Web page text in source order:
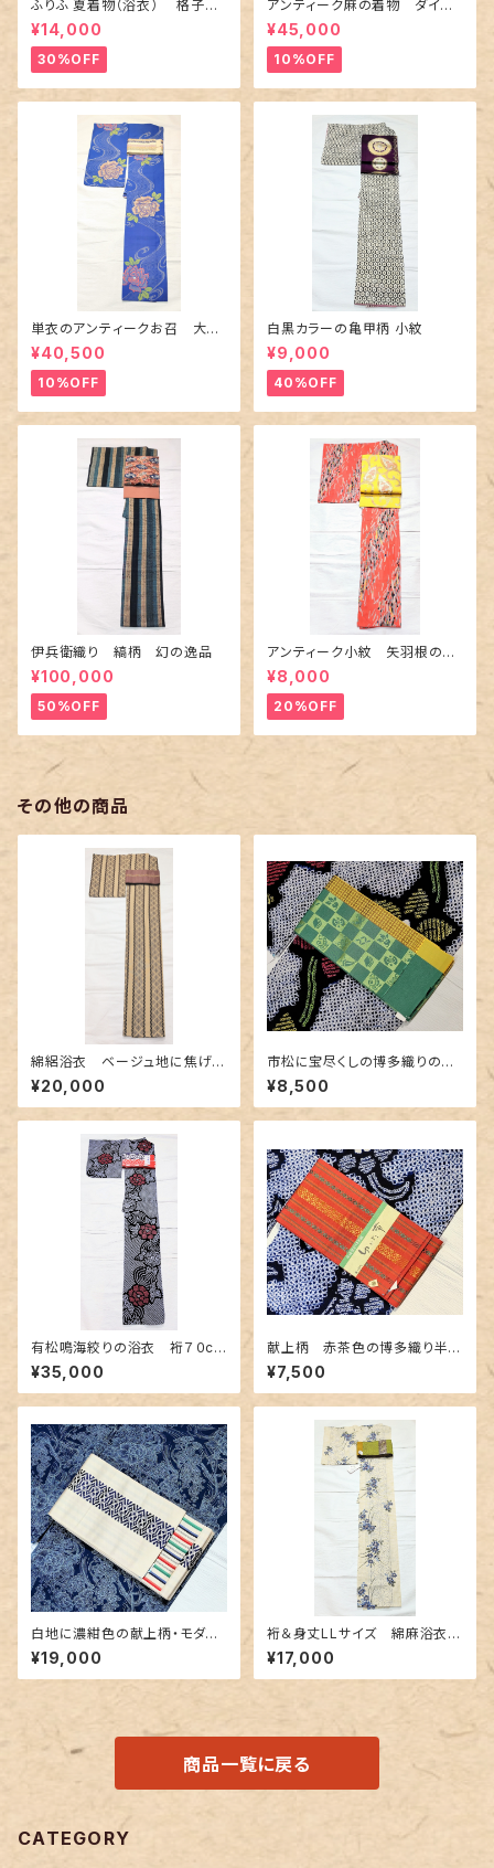
ふりふ 夏着物（浴衣） 格子に
百合や秋草花
¥14,000
30%OFF
アンティーク麻の着物 ダイヤ
に市松柄の上布
¥45,000
10%OFF
単衣のアンティークお召 大輪
の薔薇柄柄
¥40,500
10%OFF
白黒カラーの亀甲柄 小紋
¥9,000
40%OFF
伊兵衛織り 縞柄 幻の逸品
¥100,000
50%OFF
アンティーク小紋 矢羽根の地
紋に短冊柄 裄６６cm
¥8,000
20%OFF
その他の商品
綿絽浴衣 ベージュ地に焦げ茶
色 鱗と松菱柄
¥20,000
市松に宝尽くしの博多織りの半
幅帯
¥8,500
有松鳴海絞りの浴衣 裄７０cm
濃紺地に赤色の牡丹柄
¥35,000
献上柄 赤茶色の博多織り半幅
帯
¥7,500
白地に濃紺色の献上柄・モダン
なボーダー 博多織りリバーシ
ブル半幅帯
¥19,000
裄＆身丈LLサイズ 綿麻浴衣
クレマチスと麻の葉柄
¥17,000
商品一覧に戻る
CATEGORY